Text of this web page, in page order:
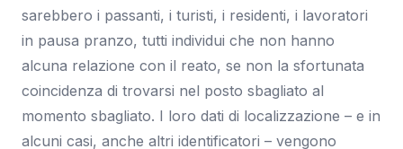
sarebbero i passanti, i turisti, i residenti, i lavoratori
in pausa pranzo, tutti individui che non hanno
alcuna relazione con il reato, se non la sfortunata
coincidenza di trovarsi nel posto sbagliato al
momento sbagliato. I loro dati di localizzazione – e in
alcuni casi, anche altri identificatori – vengono